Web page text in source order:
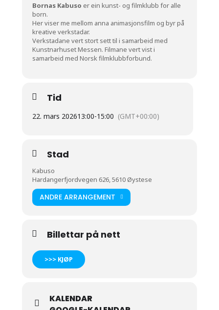
Bornas Kabuso er ein kunst- og filmklubb for alle
born.
Her viser me mellom anna animasjonsfilm og byr på
kreative verkstadar.
Verkstadane vert stort sett til i samarbeid med
Kunstnarhuset Messen. Filmane vert vist i
samarbeid med Norsk filmklubbforbund.
Tid
22. mars 202613:00-15:00 (GMT+00:00)
Stad
Kabuso
Hardangerfjordvegen 626, 5610 Øystese
ANDRE ARRANGEMENT
Billettar på nett
>>> KJØP
KALENDAR